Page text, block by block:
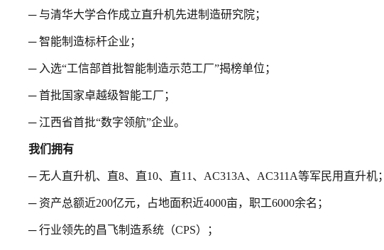
─ 与清华大学合作成立直升机先进制造研究院；
─ 智能制造标杆企业；
─ 入选“工信部首批智能制造示范工厂”揭榜单位；
─ 首批国家卓越级智能工厂；
─ 江西省首批“数字领航”企业。
我们拥有
─ 无人直升机、直8、直10、直11、AC313A、AC311A等军民用直升机；
─ 资产总额近200亿元，占地面积近4000亩，职工6000余名；
─ 行业领先的昌飞制造系统（CPS）；